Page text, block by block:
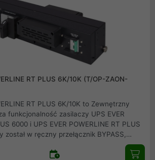
RT PLUS 6K/10K (T/OP-ZAON-
RT PLUS 6K/10K to Zewnętrzny
funkcjonalność zasilaczy UPS EVER
6000 i UPS EVER POWERLINE RT PLUS
został w ręczny przełącznik BYPASS,
Bypassu oraz dodatkowe gniazda IEC 320
wysokiej jakości.